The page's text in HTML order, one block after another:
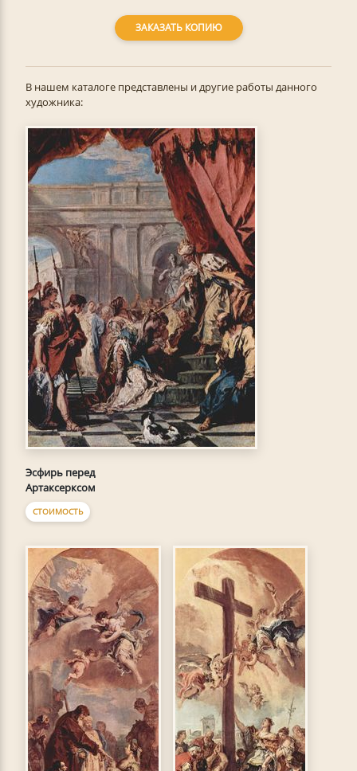
ЗАКАЗАТЬ КОПИЮ
В нашем каталоге представлены и другие работы данного
художника:
Эсфирь перед
Артаксерксом
СТОИМОСТЬ